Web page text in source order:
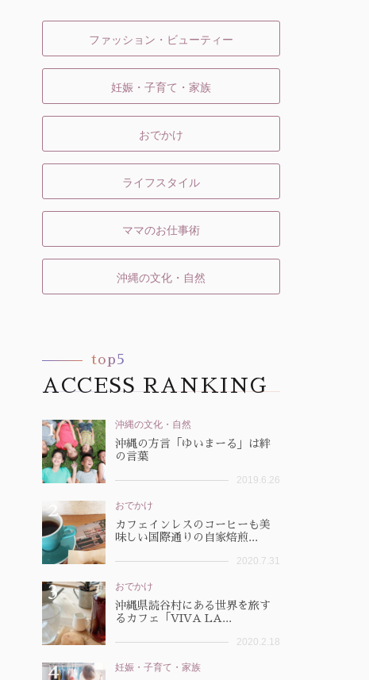
ファッション・ビューティー
妊娠・子育て・家族
おでかけ
ライフスタイル
ママのお仕事術
沖縄の文化・自然
top5
ACCESS RANKING
沖縄の文化・自然
沖縄の方言「ゆいまーる」は絆
の言葉
2019.6.26
おでかけ
カフェインレスのコーヒーも美
味しい国際通りの自家焙煎...
2020.7.31
おでかけ
沖縄県読谷村にある世界を旅す
るカフェ「VIVA LA...
2020.2.18
妊娠・子育て・家族